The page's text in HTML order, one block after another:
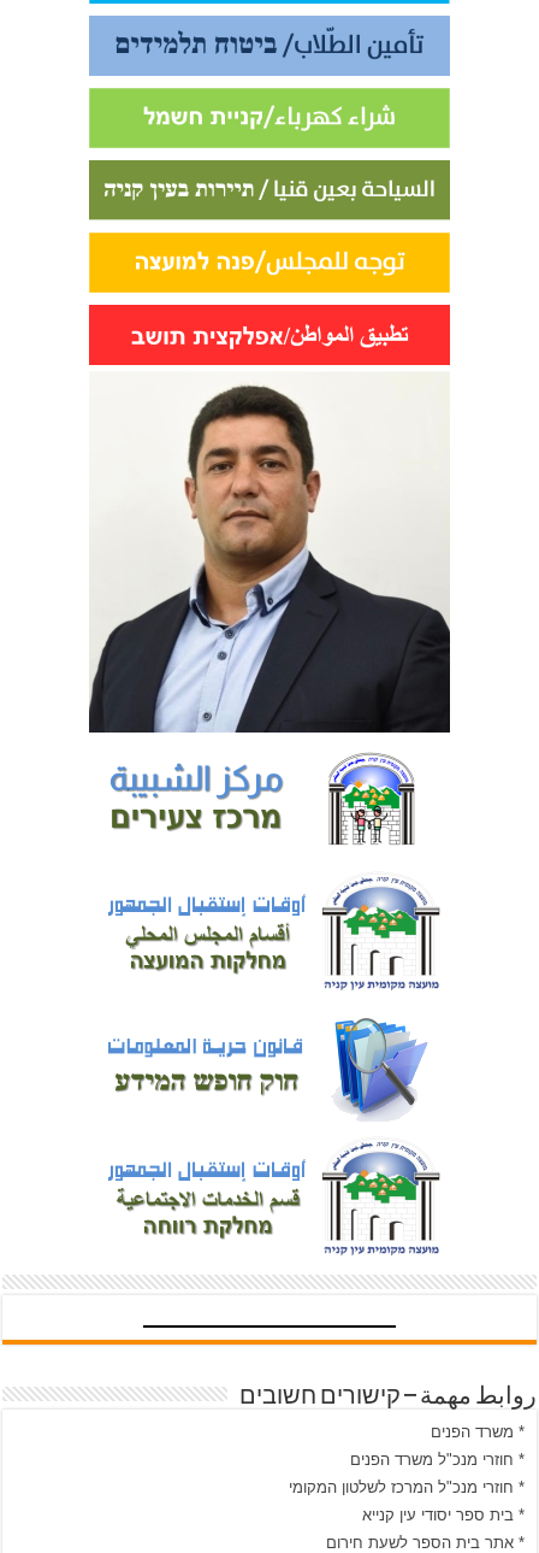
روابط مهمة – קישורים חשובים
* משרד הפנים
* חוזרי מנכ"ל משרד הפנים
* חוזרי מנכ"ל המרכז לשלטון המקומי
* בית ספר יסודי עין קנייא
* אתר בית הספר לשעת חירום